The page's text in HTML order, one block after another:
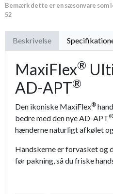
Bemærk dette er en sæsonvare som
52
Beskrivelse
MaxiFlex®
AD-APT®
Den ikoniske MaxiFlex®
bedre med den nye AD-APT®
hænderne naturligt afkølet
Handskerne er forvasket
før pakning, så du friske